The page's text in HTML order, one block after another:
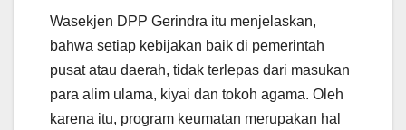
Wasekjen DPP Gerindra itu menjelaskan,
bahwa setiap kebijakan baik di pemerintah
pusat atau daerah, tidak terlepas dari masukan
para alim ulama, kiyai dan tokoh agama. Oleh
karena itu, program keumatan merupakan hal